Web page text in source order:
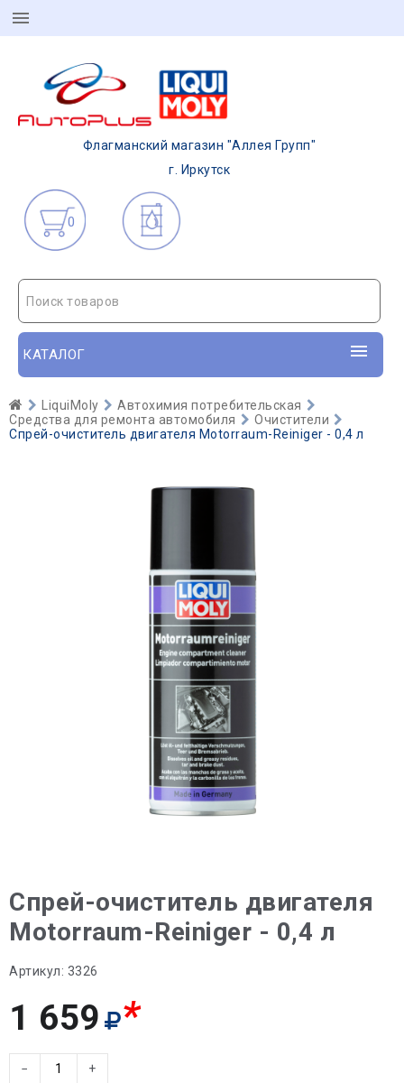
Флагманский магазин "Аллея Групп"
г. Иркутск
0
Поиск товаров
КАТАЛОГ
LiquiMoly
Автохимия потребительская
Средства для ремонта автомобиля
Очистители
Спрей-очиститель двигателя Motorraum-Reiniger - 0,4 л
Спрей-очиститель двигателя
Motorraum-Reiniger - 0,4 л
Артикул: 3326
1 659 *
− +